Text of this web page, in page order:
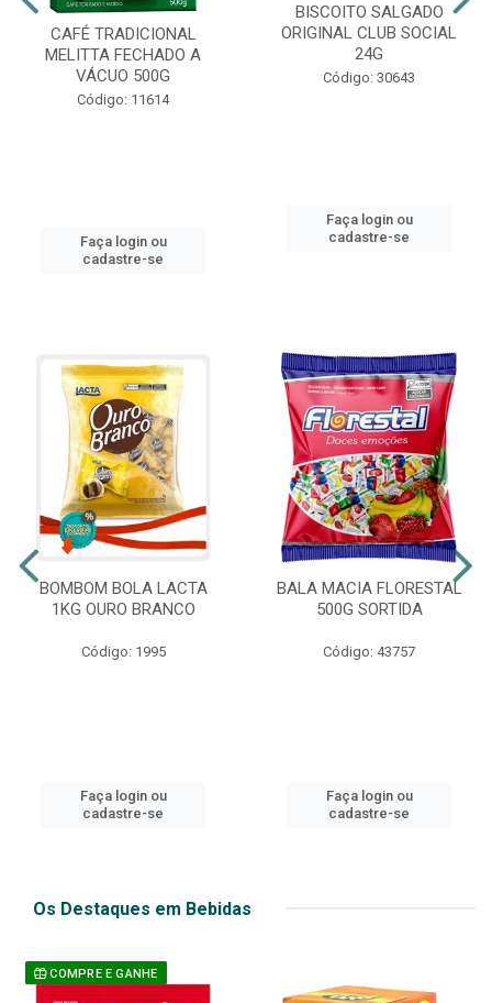
CAFÉ TRADICIONAL
MELITTA FECHADO A
VÁCUO 500G
Código: 11614
Faça login ou
cadastre-se
BISCOITO SALGADO
ORIGINAL CLUB SOCIAL
24G
Código: 30643
Faça login ou
cadastre-se
BOMBOM BOLA LACTA
1KG OURO BRANCO
Código: 1995
Faça login ou
cadastre-se
BALA MACIA FLORESTAL
500G SORTIDA
Código: 43757
Faça login ou
cadastre-se
Os Destaques em Bebidas
COMPRE E GANHE